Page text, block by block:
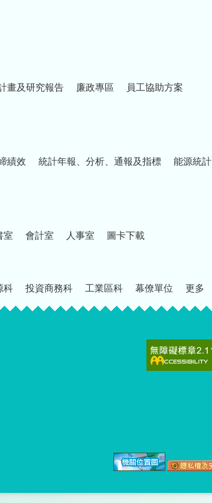
畫及研究報告 廉政專區 員工協助方案
績效 統計年報、分析、通報及指標 能源統計
室 會計室 人事室 圖卡下載
科 投資商務科 工業區科 幕僚單位 更多